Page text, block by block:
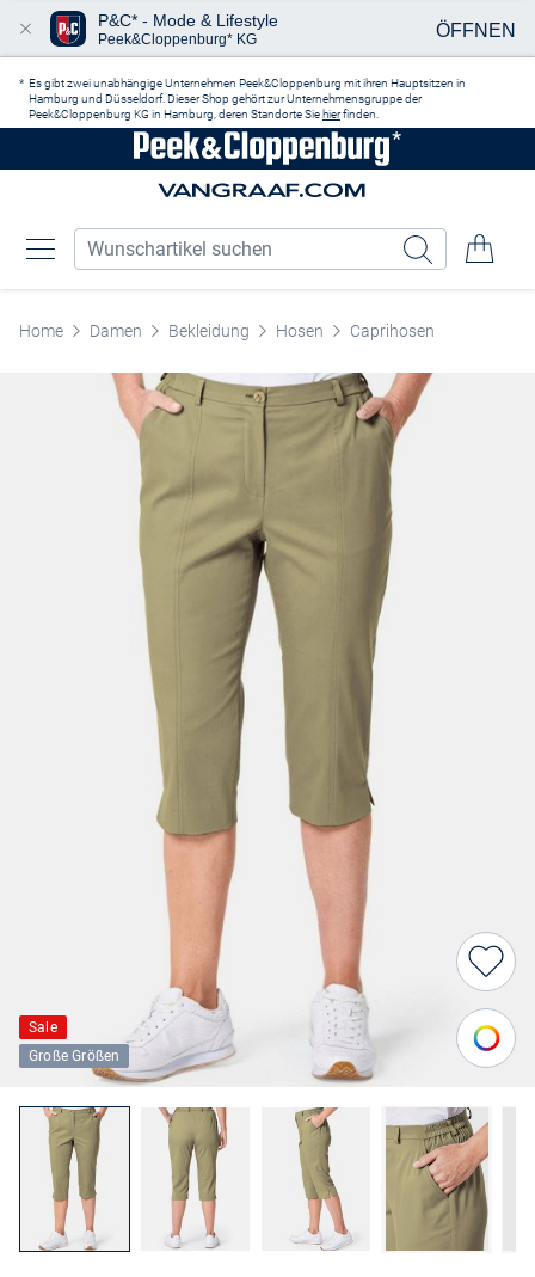
Es gibt zwei unabhängige Unternehmen Peek&Cloppenburg mit ihren Hauptsitzen in
Hamburg und Düsseldorf. Dieser Shop gehört zur Unternehmensgruppe der
Peek&Cloppenburg KG in Hamburg, deren Standorte Sie hierfinden.
Home Damen Bekleidung Hosen Caprihosen
Sale
Große Größen
P&C* - Mode & Lifestyle
Peek&Cloppenburg* KG ÖFFNEN